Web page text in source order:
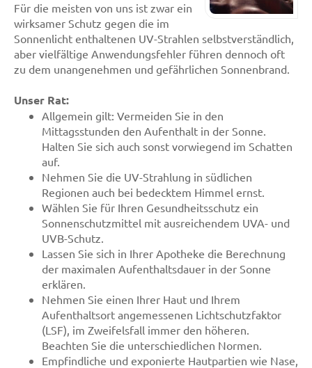
Für die meisten von uns ist zwar ein
wirksamer Schutz gegen die im
Sonnenlicht enthaltenen UV-Strahlen selbstverständlich,
aber vielfältige Anwendungsfehler führen dennoch oft
zu dem unangenehmen und gefährlichen Sonnenbrand.
Unser Rat:
Allgemein gilt: Vermeiden Sie in den
Mittagsstunden den Aufenthalt in der Sonne.
Halten Sie sich auch sonst vorwiegend im Schatten
auf.
Nehmen Sie die UV-Strahlung in südlichen
Regionen auch bei bedecktem Himmel ernst.
Wählen Sie für Ihren Gesundheitsschutz ein
Sonnenschutzmittel mit ausreichendem UVA- und
UVB-Schutz.
Lassen Sie sich in Ihrer Apotheke die Berechnung
der maximalen Aufenthaltsdauer in der Sonne
erklären.
Nehmen Sie einen Ihrer Haut und Ihrem
Aufenthaltsort angemessenen Lichtschutzfaktor
(LSF), im Zweifelsfall immer den höheren.
Beachten Sie die unterschiedlichen Normen.
Empfindliche und exponierte Hautpartien wie Nase,